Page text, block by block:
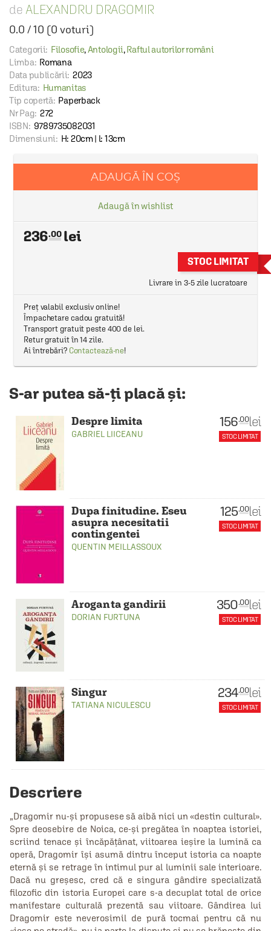
ALEXANDRU DRAGOMIR
0.0 /10 (0 voturi)
Categorii: Filosofie,Antologii,Raftul autorilor români
Limba: Romana
Data publicării: 2023
Editura: Humanitas
Tip copertă: Paperback
Nr Pag: 272
ISBN: 9789735082031
Dimensiuni: H: 20cm | l: 13cm
ADAUGĂ ÎN COȘ
Adaugă în wishlist
236.00
STOC LIMITAT
Livrare in 3-5 zile lucratoare
Preț valabil exclusiv online!
Împachetare cadou gratuită!
Transport gratuit peste 400 de lei.
Retur gratuit în 14 zile.
Ai întrebări? Contactează-ne!
S-ar putea să-ți placă și:
Despre limita
GABRIEL LIICEANU
156.00lei
STOC LIMITAT
Dupa finitudine. Eseu
asupra necesitatii
contingentei
QUENTIN MEILLASSOUX
125.00lei
STOC LIMITAT
Aroganta gandirii
DORIAN FURTUNA
350.00lei
STOC LIMITAT
Singur
TATIANA NICULESCU
234.00lei
STOC LIMITAT
Descriere
„Dragomir nu-şi propusese să aibă nici un «destin cultural».
Spre deosebire de Noica, ce-şi pregătea în noaptea istoriei,
scriind tenace şi încăpăţânat, viitoarea ieşire la lumină ca
operă, Dragomir îşi asumă dintru început istoria ca noapte
eternă şi se retrage în intimul pur al luminii sale interioare.
Dacă nu greşesc, cred că e singura gândire specializată
filozofic din istoria Europei care s-a decuplat total de orice
manifestare culturală prezentă sau viitoare. Gândirea lui
Dragomir este neverosimil de pură tocmai pentru că nu